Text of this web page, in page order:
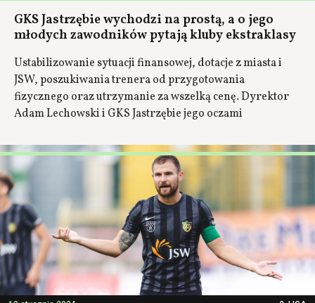
GKS Jastrzębie wychodzi na prostą, a o jego
młodych zawodników pytają kluby ekstraklasy
Ustabilizowanie sytuacji finansowej, dotacje z miasta i
JSW, poszukiwania trenera od przygotowania
fizycznego oraz utrzymanie za wszelką cenę. Dyrektor
Adam Lechowski i GKS Jastrzębie jego oczami